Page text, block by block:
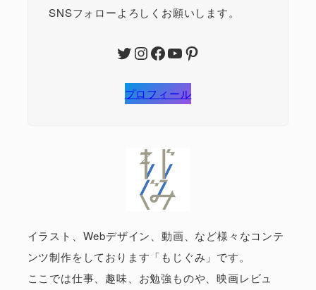
SNSフォローよろしくお願いします。
Twitter InstagramFacebook YouTube Pinterest
プロフィール
イラスト、Webデザイン、動画、など様々なコンテ
ンツ制作をしております「もじぐみ」です。
ここでは仕事、趣味、お勉強ものや、映画レビュ